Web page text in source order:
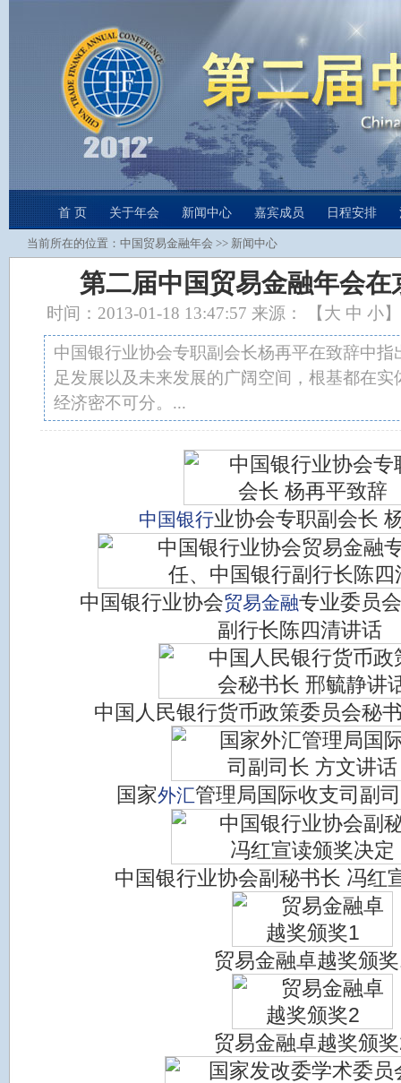
首 页 关于年会 新闻中心 嘉宾成员 日程安排
当前所在的位置： 中国贸易金融年会 >> 新闻中心
第二届中国贸易金融年会在
时间：2013-01-18 13:47:57 来源： 【大 中 小
中国银行业协会专职副会长杨再平在致辞中指
足发展以及未来发展的广阔空间，根基都在实
经济密不可分。...
中国银行业协会专职副会长
中国银行业协会贸易金融专业委员
副行长陈四清讲话
中国人民银行货币政策委员会秘
国家外汇管理局国际收支司副
中国银行业协会副秘书长 冯红
贸易金融卓越奖颁
贸易金融卓越奖颁